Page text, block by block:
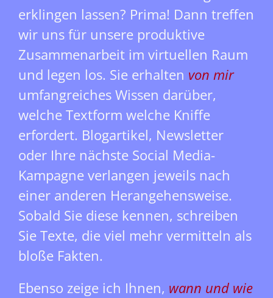
erklingen lassen? Prima! Dann treffen
wir uns für unsere produktive
Zusammenarbeit im virtuellen Raum
und legen los. Sie erhalten von mir
umfangreiches Wissen darüber,
welche Textform welche Kniffe
erfordert. Blogartikel, Newsletter
oder Ihre nächste Social Media-
Kampagne verlangen jeweils nach
einer anderen Herangehensweise.
Sobald Sie diese kennen, schreiben
Sie Texte, die viel mehr vermitteln als
bloße Fakten.
Ebenso zeige ich Ihnen, wann und wie